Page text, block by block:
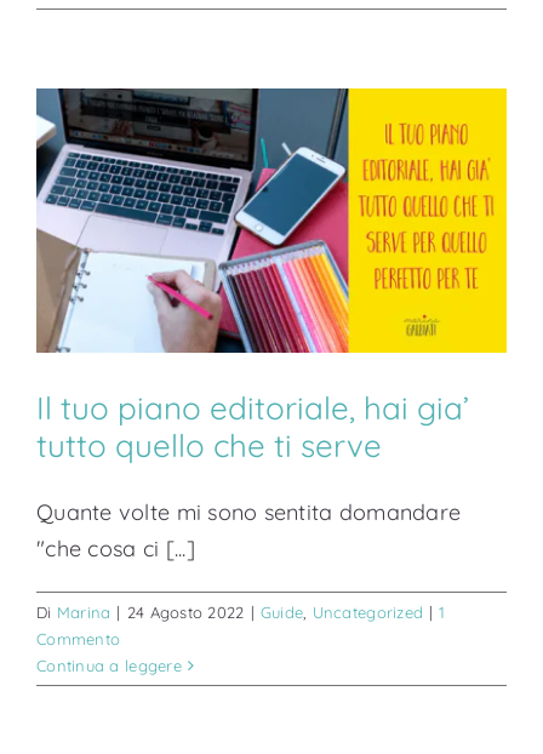
Il tuo piano editoriale, hai gia’
tutto quello che ti serve
Quante volte mi sono sentita domandare
"che cosa ci [...]
Di Marina | 24 Agosto 2022 | Guide Uncategorized | 1
Commento
Continua a leggere